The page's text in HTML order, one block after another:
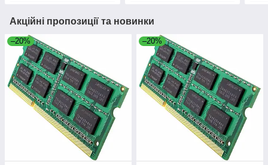
Акційні пропозиції та новинки
–20% –20%